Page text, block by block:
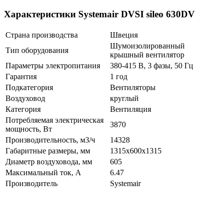
Характеристики Systemair DVSI sileo 630DV
Страна производства
Швеция
Тип оборудования
Шумоизолированный
крышный вентилятор
Параметры электропитания
380-415 В, 3 фазы, 50 Гц
Гарантия
1 год
Подкатегория
Вентиляторы
Воздуховод
круглый
Категория
Вентиляция
Потребляемая электрическая
мощность, Вт
3870
Производительность, м3/ч
14328
Габаритные размеры, мм
1315x600x1315
Диаметр воздуховода, мм
605
Максимальный ток, А
6.47
Производитель
Systemair